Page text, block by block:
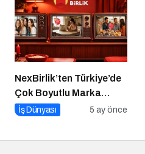
NexBirlik’ten Türkiye’de
Çok Boyutlu Marka
Hamlesi
İş Dünyası 5 ay önce